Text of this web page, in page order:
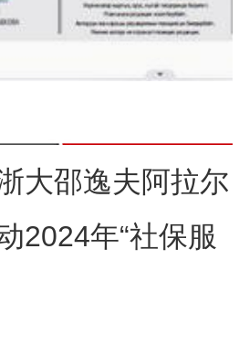
大邵逸夫阿拉尔
救治复杂性主动
2024年“社保服
活动